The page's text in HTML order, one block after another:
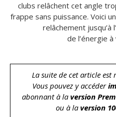
clubs relâchent cet angle
frappe sans puissance. Voici
relâchement jusqu’à
de l’énergie
La suite de cet article est
Vous pouvez y accéder
abonnant à la version
ou à la version